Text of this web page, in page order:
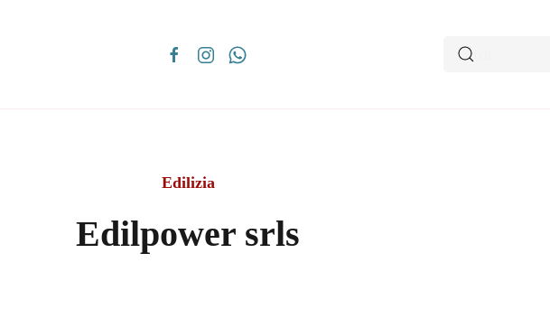
Edilizia
Edilpower srls